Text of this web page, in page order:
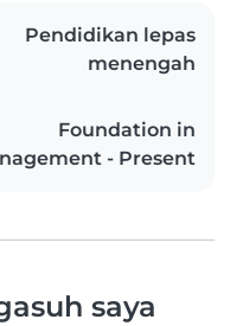
Pendidikan lepas
menengah
Foundation in
- Present
saya